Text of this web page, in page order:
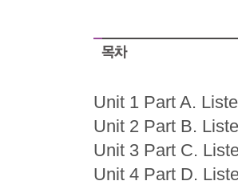
Unit 1 Part A.
Unit 2 Part B.
Unit 3 Part C.
Unit 4 Part D.